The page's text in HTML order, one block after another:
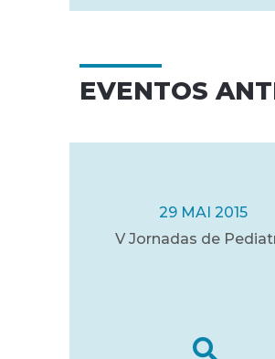
EVENTOS
29 MAI 2015
V Jornadas de